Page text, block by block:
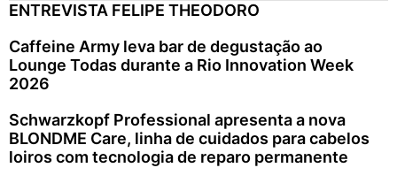
ENTREVISTA FELIPE THEODORO
Caffeine Army leva bar de degustação ao
Lounge Todas durante a Rio Innovation Week
2026
Schwarzkopf Professional apresenta a nova
BLONDME Care, linha de cuidados para cabelos
loiros com tecnologia de reparo permanente